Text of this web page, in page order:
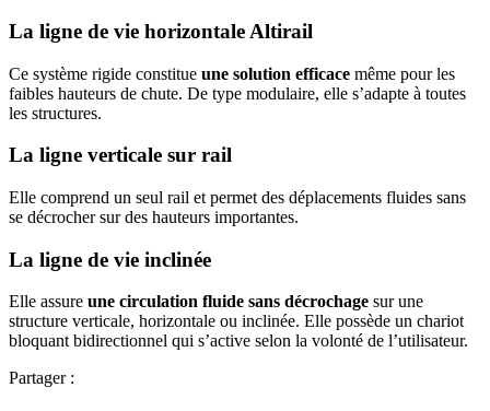
La ligne de vie horizontale Altirail
Ce système rigide constitue une solution efficace même pour les
faibles hauteurs de chute. De type modulaire, elle s’adapte à toutes
les structures.
La ligne verticale sur rail
Elle comprend un seul rail et permet des déplacements fluides sans
se décrocher sur des hauteurs importantes.
La ligne de vie inclinée
Elle assure une circulation fluide sans décrochage sur une
structure verticale, horizontale ou inclinée. Elle possède un chariot
bloquant bidirectionnel qui s’active selon la volonté de l’utilisateur.
Partager :